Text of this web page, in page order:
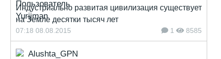
Индустриально развитая цивилизация существует
на Земле десятки тысяч лет
07:18 08.08.2015 1 8585
Alushta_GPN